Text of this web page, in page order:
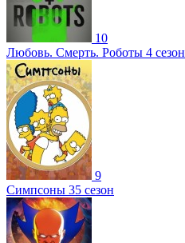
10
Любовь. Смерть. Роботы 4 сезон
9
Симпсоны 35 сезон